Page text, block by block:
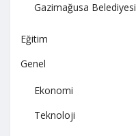
Gazimağusa Belediyesi
Eğitim
Genel
Ekonomi
Teknoloji